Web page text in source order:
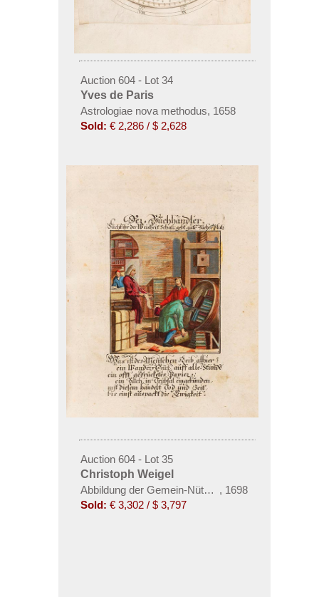
Auction 604 - Lot 34
Yves de Paris
Astrologiae nova methodus, 1658
Sold: € 2,286 / $ 2,628
Auction 604 - Lot 35
Christoph Weigel
Abbildung der Gemein-Nützlichen Haupt-Stände
, 1698
Sold: € 3,302 / $ 3,797